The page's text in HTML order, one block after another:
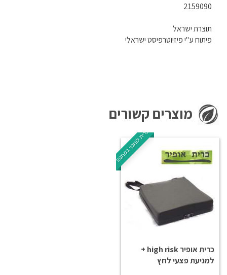
2159090
תוצרת ישראל
פיתוח ע"י פיזיוטרפיסט ישראלי
מוצרים קשורים
כרית לומבר במתנה!
כרית אופיר high risk +
למניעת פצעי לחץ